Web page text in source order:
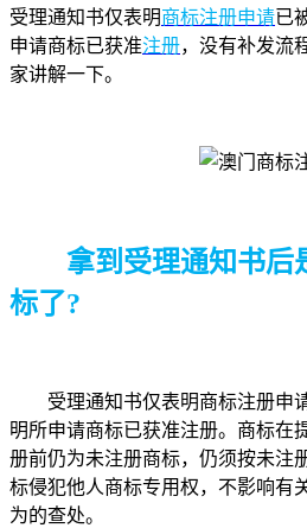
受理通知书仅表明商标注册申请已
申请商标已获准注册，没有补发流
家讲解一下。
拿到受理通知书后
标了?
受理通知书仅表明商标注册申
明所申请商标已获准注册。商标在
册前仍为未注册商标，仍须按未注
标侵犯他人商标专用权，不影响有
为的查处。